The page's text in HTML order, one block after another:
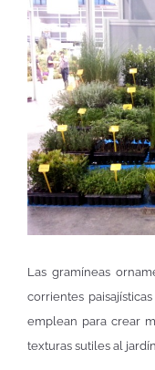
Las gramíneas
corrientes
emplean para crear
texturas sutiles al